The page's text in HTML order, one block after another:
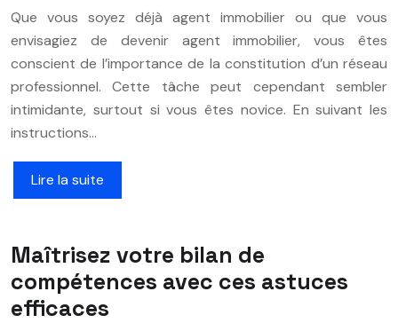
Que vous soyez déjà agent immobilier ou que vous
envisagiez de devenir agent immobilier, vous êtes
conscient de l’importance de la constitution d’un réseau
professionnel. Cette tâche peut cependant sembler
intimidante, surtout si vous êtes novice. En suivant les
instructions…
Lire la suite
Maîtrisez votre bilan de
compétences avec ces astuces
efficaces